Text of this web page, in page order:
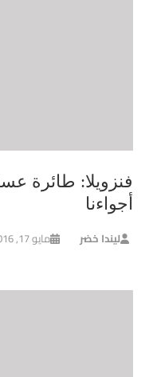
فنزويلا: طائرة
أجواءنا
ليندا خضر مايو 17, 2016